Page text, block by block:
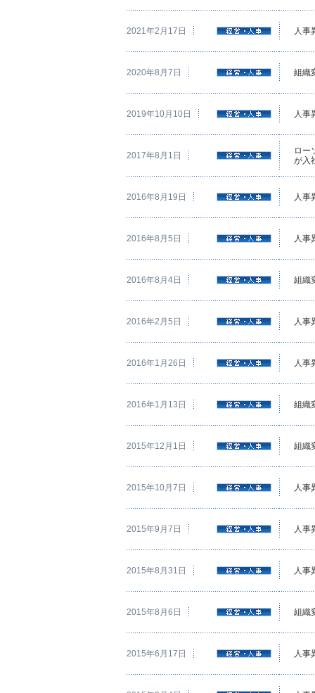
2021年2月17日 人事
2020年8月7日 組織
2019年10月10日 人事
2017年8月1日
ロー
が入
2016年8月19日 人事
2016年8月5日 人事
2016年8月4日 組織
2016年2月5日 人事
2016年1月26日 人事
2016年1月13日 組織
2015年12月1日 組織
2015年10月7日 人事
2015年9月7日 人事
2015年8月31日 人事
2015年8月6日 組織
2015年6月17日 人事